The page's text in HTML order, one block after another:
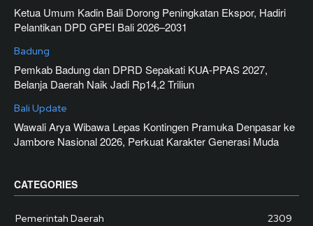
Ketua Umum Kadin Bali Dorong Peningkatan Ekspor, Hadiri
Pelantikan DPD GPEI Bali 2026–2031
Badung
Pemkab Badung dan DPRD Sepakati KUA-PPAS 2027,
Belanja Daerah Naik Jadi Rp14,2 Triliun
Bali Update
Wawali Arya Wibawa Lepas Kontingen Pramuka Denpasar ke
Jambore Nasional 2026, Perkuat Karakter Generasi Muda
CATEGORIES
Pemerintah Daerah
2309